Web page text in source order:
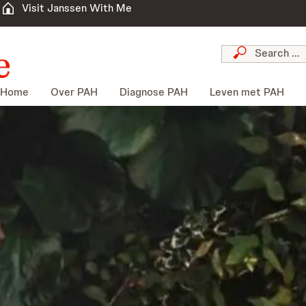
Visit Janssen With Me
Home Over PAH Diagnose PAH Leven met PAH